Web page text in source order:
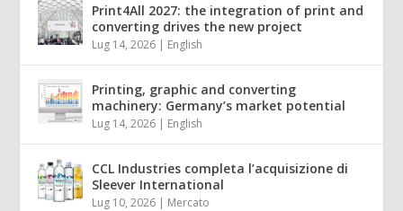
Print4All 2027: the integration of print and
converting drives the new project
Lug 14, 2026 | English
Printing, graphic and converting
machinery: Germany’s market potential
Lug 14, 2026 | English
CCL Industries completa l’acquisizione di
Sleever International
Lug 10, 2026 | Mercato